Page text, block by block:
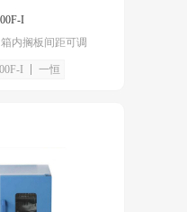
I
内搁板间距可调
I 一恒